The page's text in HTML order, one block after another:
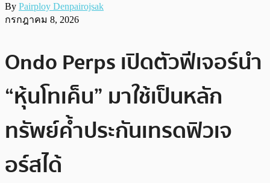
By Pairploy Denpairojsak
กรกฎาคม 8, 2026
Ondo Perps เปิดตัวฟีเจอร์นำ
“หุ้นโทเค็น” มาใช้เป็นหลัก
ทรัพย์ค้ำประกันเทรดฟิวเจ
อร์สได้